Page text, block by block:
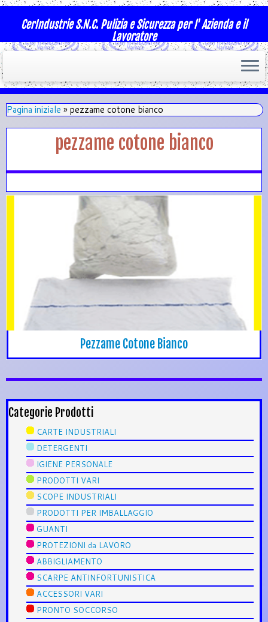
CerIndustrie S.N.C. Pulizia e Sicurezza per l' Azienda e il
Lavoratore
Pagina iniziale » pezzame cotone bianco
pezzame cotone bianco
Pezzame Cotone Bianco
Categorie Prodotti
CARTE INDUSTRIALI
DETERGENTI
IGIENE PERSONALE
PRODOTTI VARI
SCOPE INDUSTRIALI
PRODOTTI PER IMBALLAGGIO
GUANTI
PROTEZIONI da LAVORO
ABBIGLIAMENTO
SCARPE ANTINFORTUNISTICA
ACCESSORI VARI
PRONTO SOCCORSO